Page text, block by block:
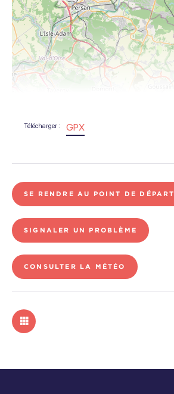
Télécharger : GPX
SE RENDRE AU POINT DE DÉPART
SIGNALER UN PROBLÈME
CONSULTER LA MÉTÉO